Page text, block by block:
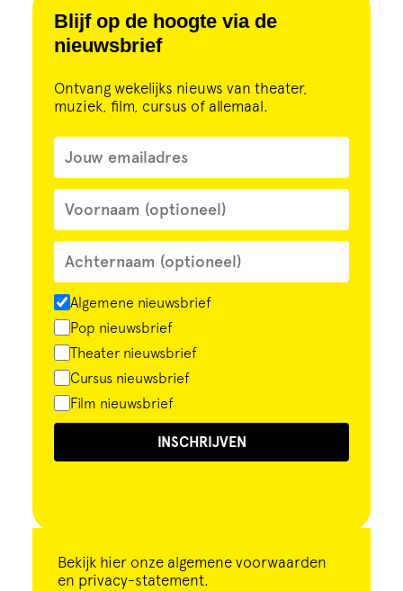
ECI Cultuurcafé
Over ons
Contact
Steun ons
Blijf op de hoogte via de
nieuwsbrief
Ontvang wekelijks nieuws van theater,
muziek, film, cursus of allemaal.
Algemene nieuwsbrief
Pop nieuwsbrief
Theater nieuwsbrief
Cursus nieuwsbrief
Film nieuwsbrief
INSCHRIJVEN
Bekijk hier onze algemene voorwaarden
en privacy-statement.